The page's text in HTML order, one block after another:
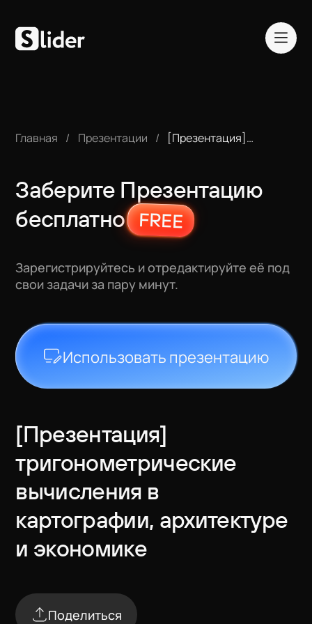
Шаблоны
Блог
Лицензии
Отзывы
Вопросы
Наши продукты
Главная Презентации
[Презентация]
архитектуре и
экономике
[Презентация]
тригонометрические
вычисления в
картографии, архитектуре
и экономике
Поделиться
Заберите Презентацию
бесплатно FREE
Зарегистрируйтесь и отредактируйте её под
свои задачи за пару минут.
Использовать презентацию